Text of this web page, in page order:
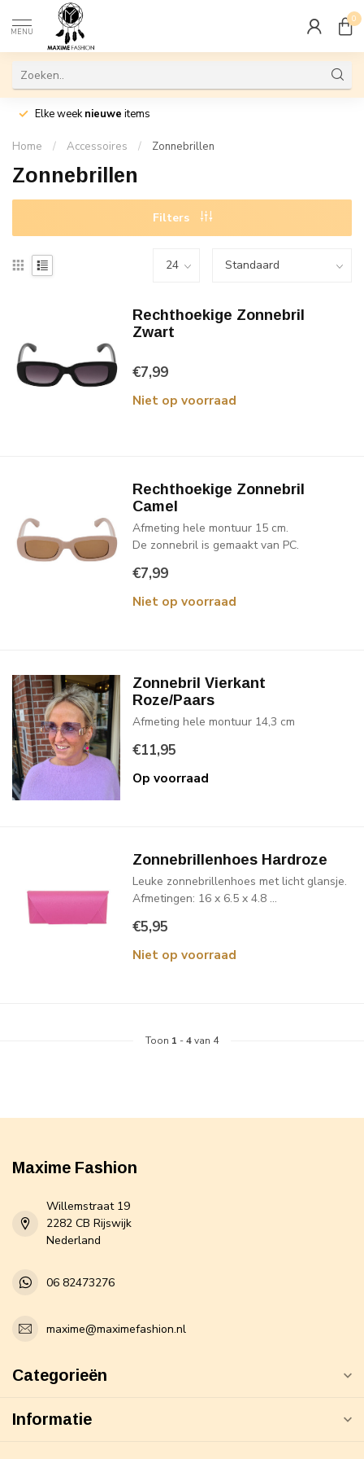
MENU
0
Elke weeknieuwe items
Home / Accessoires / Zonnebrillen
Zonnebrillen
Filters
Rechthoekige Zonnebril
Zwart
€7,99
Niet op voorraad
Rechthoekige Zonnebril
Camel
Afmeting hele montuur 15 cm.
De zonnebril is gemaakt van PC.
€7,99
Niet op voorraad
Zonnebril Vierkant
Roze/Paars
Afmeting hele montuur 14,3 cm
€11,95
Op voorraad
Zonnebrillenhoes Hardroze
Leuke zonnebrillenhoes met licht glansje.
Afmetingen: 16 x 6.5 x 4.8 ...
€5,95
Niet op voorraad
Toon 1 -4van 4
Maxime Fashion
Willemstraat 19
2282 CB Rijswijk
Nederland
06 82473276
maxime@maximefashion.nl
Categorieën
Informatie